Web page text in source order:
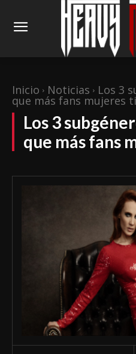
Inicio Noticias Los 3
que más fans mujeres
Los 3
que más fans